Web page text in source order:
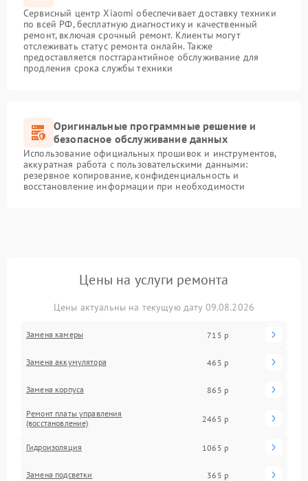
Сервисный центр Xiaomi обеспечивает доставку техники
по всей РФ, бесплатную диагностику и качественный
ремонт, включая срочный ремонт. Клиенты могут
отслеживать статус ремонта онлайн. Также
предоставляется постгарантийное обслуживание для
продления срока службы техники
Оригинальные программные решение и
безопасное обслуживание данных
Использование официальных прошивок и инструментов,
аккуратная работа с пользовательскими данными:
резервное копирование, конфиденциальность и
восстановление информации при необходимости
Цены на услуги ремонта
Цены актуальны на текущую дату 09.08.2026
Замена камеры 715 р
Замена аккумулятора 465 р
Замена корпуса 865 р
Ремонт платы управления
(восстановление)
2465 р
Гидроизоляция 1065 р
Замена подсветки 365 р